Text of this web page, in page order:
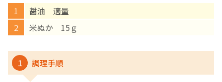
醤油 適量
米ぬか 15ｇ
1 調理手順
English Page